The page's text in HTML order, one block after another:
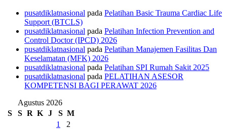
pusatdiklatnasional pada Pelatihan Basic Trauma Cardiac Life
Support (BTCLS)
pusatdiklatnasional pada Pelatihan Infection Prevention and
Control Doctor (IPCD) 2026
pusatdiklatnasional pada Pelatihan Manajemen Fasilitas Dan
Keselamatan (MFK) 2026
pusatdiklatnasional pada Pelatihan SPI Rumah Sakit 2025
pusatdiklatnasional pada PELATIHAN ASESOR
KOMPETENSI BAGI PERAWAT 2026
Agustus 2026
S
S R K J S M
1
2